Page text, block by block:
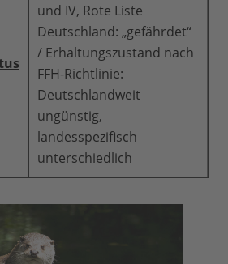
und IV, Rote Liste
Deutschland: „gefährdet“
/ Erhaltungszustand nach
FFH-Richtlinie:
Deutschlandweit
ungünstig,
landesspezifisch
unterschiedlich